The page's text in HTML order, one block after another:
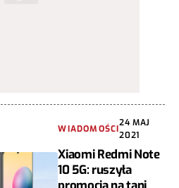
WIADOMOŚCI
24 MAJ
2021
Xiaomi Redmi Note
10 5G: ruszyła